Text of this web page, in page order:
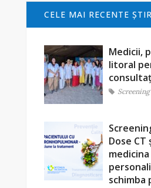
CELE MAI RECENTE
Medicii,
litoral
Screening
Dose CT
medicina
schimba